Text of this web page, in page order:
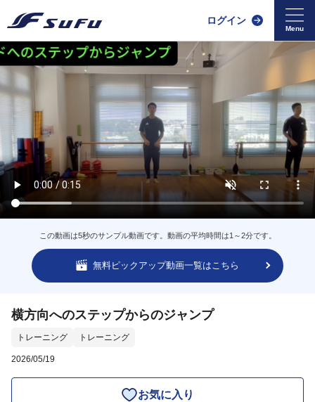
ログイン
この動画は5秒のサンプル動画です。動画の平均時間は1～2分です。
無料ピックアップ動画一覧はこちら
横方向へのステップからのジャンプ
トレーニング トレーニング
2026/05/19
お気に入り